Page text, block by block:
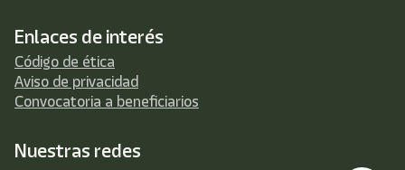
Enlaces de interés
Código de ética
Aviso de privacidad
Convocatoria a beneficiarios
Nuestras redes